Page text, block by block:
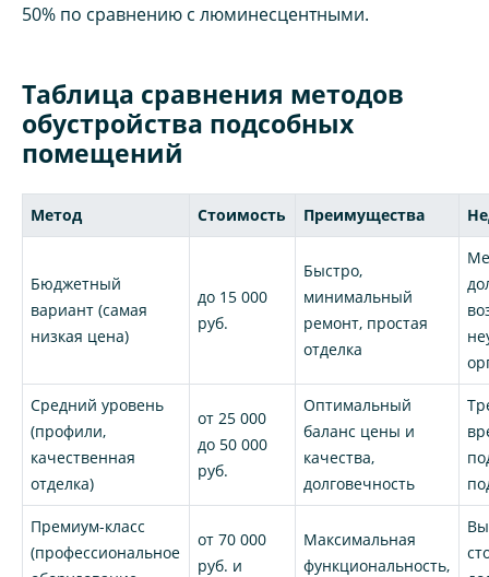
50% по сравнению с люминесцентными.
Таблица сравнения методов
обустройства подсобных
помещений
Метод Стоимость Преимущества
Бюджетный
вариант (самая
низкая цена)
до 15 000
руб.
Быстро,
минимальный
ремонт, простая
отделка
Средний уровень
(профили,
качественная
отделка)
от 25 000
до 50 000
руб.
Оптимальный
баланс цены и
качества,
долговечность
Премиум-класс
(профессиональное
от 70 000
руб. и
Максимальная
функциональность,